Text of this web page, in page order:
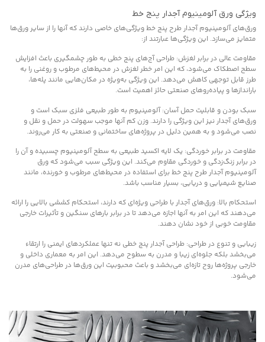
ویژگی ورق آلومینیوم آجدار پنج خط
ورق‌های آلومینیوم آجدار طرح پنج خط ویژگی‌های خاصی دارند که آنها را از سایر ورق‌ها
متمایز می‌سازد. این ویژگی‌ها عبارتند از:
مقاومت عالی در برابر لغزش: طراحی آج‌های پنج خطی به طور چشمگیری باعث افزایش
سطح اصطکاک می‌شود، که این امر خطر لغزش در محیط‌های مرطوب و روغنی را به
طرز قابل توجهی کاهش می‌دهد. این ویژگی به‌ویژه در مکان‌هایی مانند پله‌ها،
باراندازها و پیاده‌روهای صنعتی حائز اهمیت است.
سبک بودن و قابلیت حمل آسان: آلومینیوم به طور طبیعی فلزی سبک است و
ورق‌های آجدار نیز این ویژگی را دارند. وزن کم آنها موجب سهولت در حمل و نقل و
نصب می‌شود و به همین دلیل در پروژه‌های ساختمانی و صنعتی به کار می‌روند.
مقاومت در برابر خوردگی: یک لایه اکسید طبیعی به سطح آلومینیوم چسبیده و آن را
در برابر زنگ‌زدگی و خوردگی مقاوم می‌کند. این ویژگی سبب می‌شود که ورق
آلومینیوم آجدار طرح پنج خط برای استفاده در محیط‌های مرطوب و خورنده، مانند
صنایع شیمیایی و دریایی، بسیار مناسب باشد.
استحکام بالا: ورق‌های آجدار با طراحی ویژه‌ای که دارند، استحکام کششی بالایی را ارائه
می‌دهند که این امر به آنها اجازه می‌دهد تا در برابر بارهای سنگین و تأثیرات خارجی
مقاومت خوبی از خود نشان دهند.
زیبایی و تنوع در طراحی: طراحی آجدار پنج خطی نه تنها عملکردهای ایمنی را ارتقاء
می‌بخشد بلکه جلوه‌ای زیبا و مدرن به سطوح می‌دهد. این امر به معماری داخلی و
خارجی پروژه‌ها روح تازه‌ای می‌بخشد و باعث محبوبیت این ورق‌ها در طراحی‌های مدرن
می‌شود.